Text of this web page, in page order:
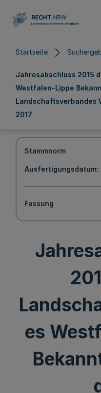
Startseite
Jahresabschluss 2015
Westfalen-Lippe
Landschaftsverbandes
2017
Stammnorm
Ausfertigungsdatum
Fassung
es